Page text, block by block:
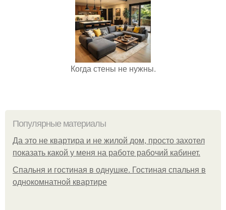
Когда стены не нужны.
Популярные материалы
Да это не квартира и не жилой дом, просто захотел
показать какой у меня на работе рабочий кабинет.
Спальня и гостиная в однушке. Гостиная спальня в
однокомнатной квартире